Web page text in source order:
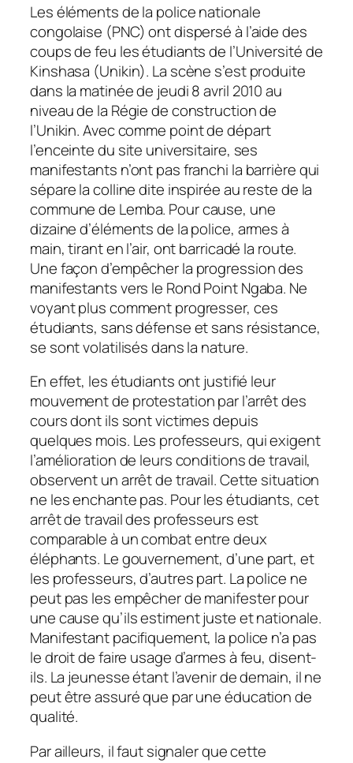
Les éléments de la police nationale
congolaise (PNC) ont dispersé à l’aide des
coups de feu les étudiants de l’Université de
Kinshasa (Unikin). La scène s’est produite
dans la matinée de jeudi 8 avril 2010 au
niveau de la Régie de construction de
l’Unikin.Avec comme point de départ
l’enceinte du site universitaire, ses
manifestants n’ont pas franchi la barrière qui
sépare la colline dite inspirée au reste de la
commune de Lemba. Pour cause, une
dizaine d’éléments de la police, armes à
main, tirant en l’air, ont barricadé la route.
Une façon d’empêcher la progression des
manifestants vers le Rond Point Ngaba. Ne
voyant plus comment progresser, ces
étudiants, sans défense et sans résistance,
se sont volatilisés dans la nature.
En effet, les étudiants ont justifié leur
mouvement de protestation par l’arrêt des
cours dont ils sont victimes depuis
quelques mois. Les professeurs, qui exigent
l’amélioration de leurs conditions de travail,
observent un arrêt de travail. Cette situation
ne les enchante pas. Pour les étudiants, cet
arrêt de travail des professeurs est
comparable à un combat entre deux
éléphants. Le gouvernement, d’une part, et
les professeurs, d’autres part. La police ne
peut pas les empêcher de manifester pour
une cause qu’ils estiment juste et nationale.
Manifestant pacifiquement, la police n’a pas
le droit de faire usage d’armes à feu, disent-
ils. La jeunesse étant l’avenir de demain, il ne
peut être assuré que par une éducation de
qualité.
Par ailleurs, il faut signaler que cette